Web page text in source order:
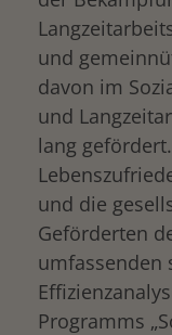
und
davon im
und
lang
und die
Geförderten
umfassenden
Programms